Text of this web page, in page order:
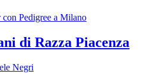
di Razza Piacenza
Negri